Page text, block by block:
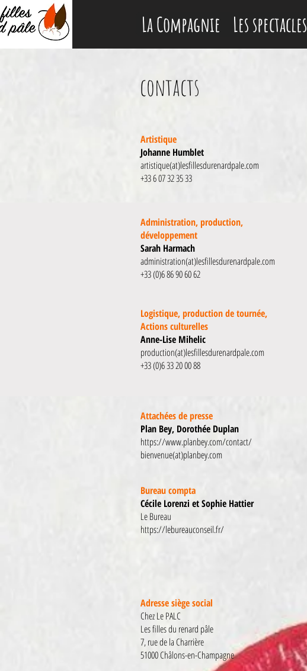
La Compagnie Les spectacles
contacts
Artistique
Johanne Humblet
artistique(at)lesfillesdurenardpale.com
+33 6 07 32 35 33
Administration, production,
développement
Sarah Harmach
administration(at)lesfillesdurenardpale.com
+33 (0)6 86 90 60 62
Logistique, production de tournée,
Actions culturelles
Anne-Lise Mihelic
production(at)lesfillesdurenardpale.com
+33 (0)6 33 20 00 88
Attachées de presse
Plan Bey, Dorothée Duplan
https://www.planbey.com/contact/
bienvenue(at)planbey.com
Bureau compta
Cécile Lorenzi et Sophie Hattier
Le Bureau
https://lebureauconseil.fr/
Adresse siège social
Chez Le PALC
Les filles du renard pâle
7, rue de la Charrière
51000 Châlons-en-Champagne